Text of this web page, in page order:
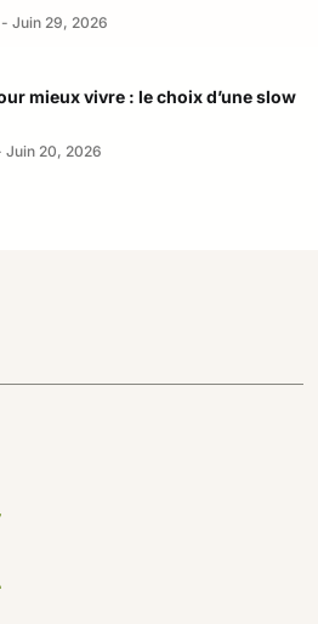
Juin 29, 2026
mieux vivre : le choix d’une slow
Juin 20, 2026